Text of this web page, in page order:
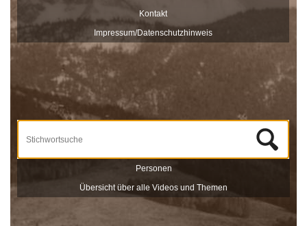
Diese Interviews werden Stück für Stück auf dieser Seite
veröffentlicht und sind nach Stichworten zu Themen und
Zeitzeugen durchsuchbar.
Unterstützt werden die Dreharbeiten und das Onlineportale vom
Museum Schloss Ritzen und der
LEADER
Europäischen Union. Mit dieser Sammlung von
Zeitzeugeninterviews wird das kulturelle und gesellschaftliche Erbe
Saalfeldens lebendig gehalten, sprich die Geschichte Saalfeldens.
Wir bedanken uns bei allen Beteiligten, die zur Umsetzung dieses
Projektes beigetragen haben!
Kontakt
Impressum/Datenschutzhinweis
Personen
Übersicht über alle Videos und Themen